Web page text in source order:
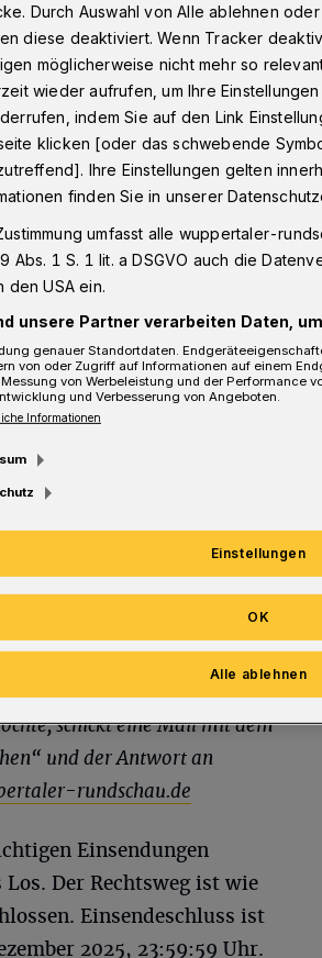
und Wortverbieter. Wo
er Tacheles. Wo gelabert
Statt Blabla gibt es
Larifari: Sinn.
sich fragt: „Darf
dann antwortet der
Aber nur in ganzen Sätzen.“
Wuppertal-Live.
Karten für den Auftritt von
14. März 2026 ab 19 Uhr in
hat René Sydow 2014
schickt eine Mail mit dem
und der Antwort an
rundschau.de
Einsendungen
Der Rechtsweg ist wie
Einsendeschluss ist
2025, 23:59:59 Uhr.
Durch Auswahl von Alle ablehnen
diese deaktiviert. Wenn Tracker
möglicherweise nicht mehr so
wieder aufrufen, um Ihre
indem Sie auf den Link
klicken [oder das schwebende
Ihre Einstellungen gelten
finden Sie in unserer
umfasst alle wuppertaler-
Abs. 1 S. 1 lit. a DSGVO auch die
den USA ein.
unsere Partner verarbeiten Daten,
genauer Standortdaten.
von oder Zugriff auf Informationen auf einem
von Werbeleistung und der Performance
und Verbesserung von Angeboten.
Informationen
Einstellungen
Alle ablehnen
OK